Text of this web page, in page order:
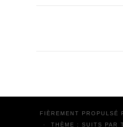
FIÈREMENT PROPULSÉ
·
THÈME : SUITS PAR